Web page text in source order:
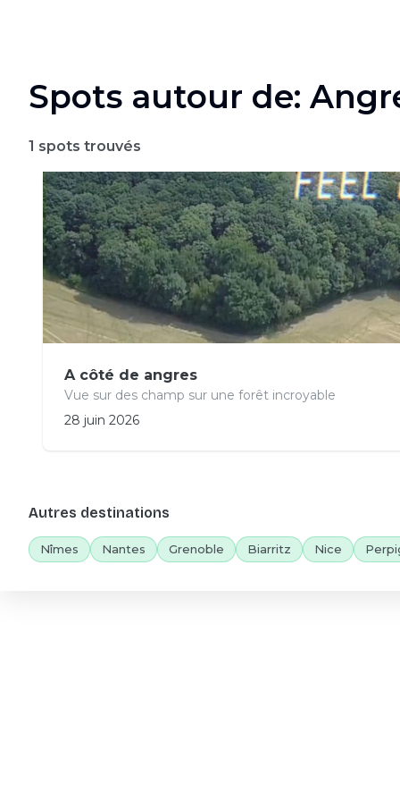
Spots autour de:
1 spots trouvés
A côté de angres
Vue sur des champ sur une forêt incroyable
28 juin 2026
Autres destinations
Nîmes Nantes Grenoble Biarritz Nice